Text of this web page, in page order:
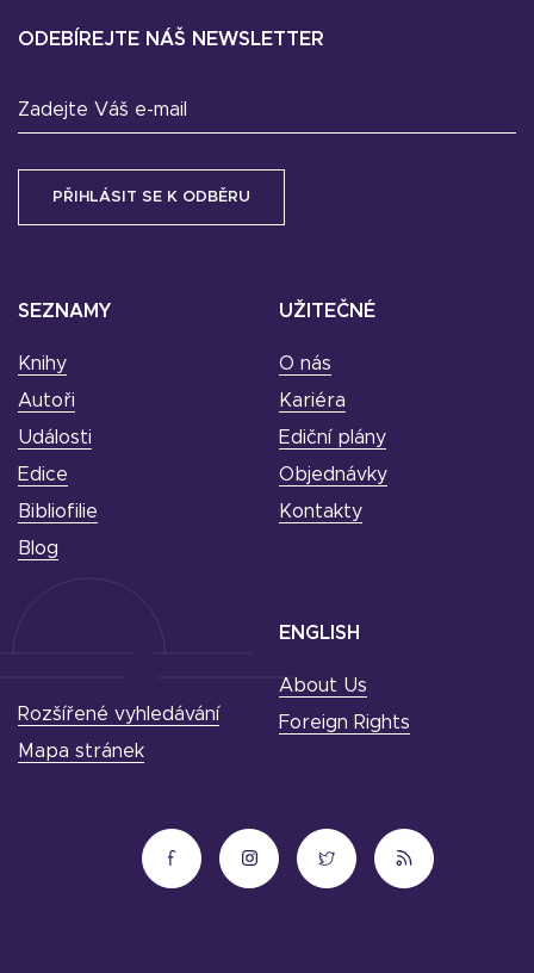
SEZNAMY
Knihy
Autoři
Události
Edice
Bibliofilie
Blog
UŽITEČNÉ
O nás
Kariéra
Ediční plány
Objednávky
Kontakty
ODEBÍREJTE NÁŠ NEWSLETTER
Zadejte Váš e-mail
ENGLISH
About Us
Foreign Rights
Rozšířené vyhledávání
Mapa stránek